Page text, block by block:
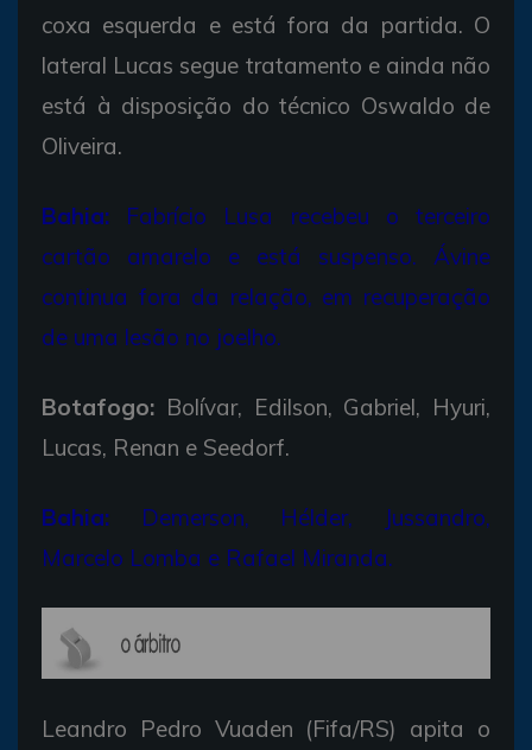
coxa esquerda e está fora da partida. O
lateral Lucas segue tratamento e ainda não
está à disposição do técnico Oswaldo de
Oliveira.
Bahia: Fabrício Lusa recebeu o terceiro
cartão amarelo e está suspenso. Ávine
continua fora da relação, em recuperação
de uma lesão no joelho.
Botafogo: Bolívar, Edilson, Gabriel, Hyuri,
Lucas, Renan e Seedorf.
Bahia: Demerson, Hélder, Jussandro,
Marcelo Lomba e Rafael Miranda.
Leandro Pedro Vuaden (Fifa/RS) apita o